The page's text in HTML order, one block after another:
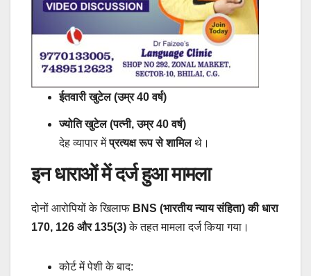
ईतवारी खुटेल (उम्र 40 वर्ष)
ज्योति खुटेल (पत्नी, उम्र 40 वर्ष)
देह व्यापार मेंप्रत्यक्ष रूप से शामिलथे।
इन धाराओं में दर्ज हुआ मामला
दोनों आरोपियों के खिलाफ BNS (भारतीय न्याय संहिता) की धारा
170, 126 और 135(3)के तहत मामला दर्ज किया गया।
कोर्ट में पेशी के बाद: